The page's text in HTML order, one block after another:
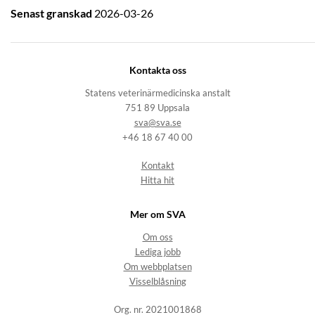
Senast granskad 2026-03-26
Kontakta oss
Statens veterinärmedicinska anstalt
751 89 Uppsala
sva@sva.se
+46 18 67 40 00
Kontakt
Hitta hit
Mer om SVA
Om oss
Lediga jobb
Om webbplatsen
Visselblåsning
Org. nr. 2021001868